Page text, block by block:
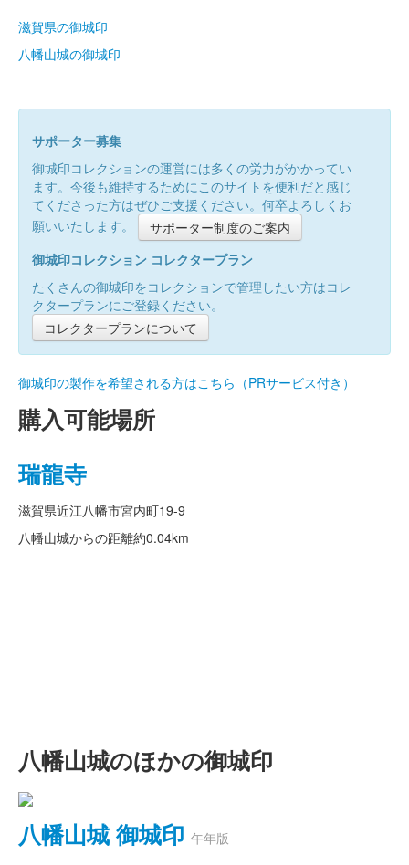
滋賀県の御城印
八幡山城の御城印
サポーター募集
御城印コレクションの運営には多くの労力がかかってい
ます。今後も維持するためにこのサイトを便利だと感じ
てくださった方はぜひご支援ください。何卒よろしくお
願いいたします。
サポーター制度のご案内
御城印コレクション コレクタープラン
たくさんの御城印をコレクションで管理したい方はコレ
クタープランにご登録ください。
コレクタープランについて
御城印の製作を希望される方はこちら（PRサービス付き）
購入可能場所
瑞龍寺
滋賀県近江八幡市宮内町19-9
八幡山城からの距離約0.04km
八幡山城のほかの御城印
八幡山城 御城印 午年版